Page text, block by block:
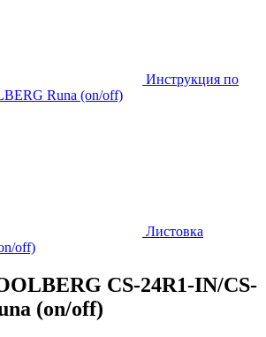
Инструкция по
Runa (on/off)
Листовка
off)
CS-24R1-IN/CS-
(on/off)